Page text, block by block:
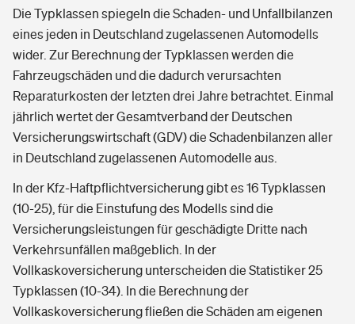
Die Typklassen spiegeln die Schaden- und Unfallbilanzen
eines jeden in Deutschland zugelassenen Automodells
wider. Zur Berechnung der Typklassen werden die
Fahrzeugschäden und die dadurch verursachten
Reparaturkosten der letzten drei Jahre betrachtet. Einmal
jährlich wertet der Gesamtverband der Deutschen
Versicherungswirtschaft (GDV) die Schadenbilanzen aller
in Deutschland zugelassenen Automodelle aus.
In der Kfz-Haftpflichtversicherung gibt es 16 Typklassen
(10-25), für die Einstufung des Modells sind die
Versicherungsleistungen für geschädigte Dritte nach
Verkehrsunfällen maßgeblich. In der
Vollkaskoversicherung unterscheiden die Statistiker 25
Typklassen (10-34). In die Berechnung der
Vollkaskoversicherung fließen die Schäden am eigenen